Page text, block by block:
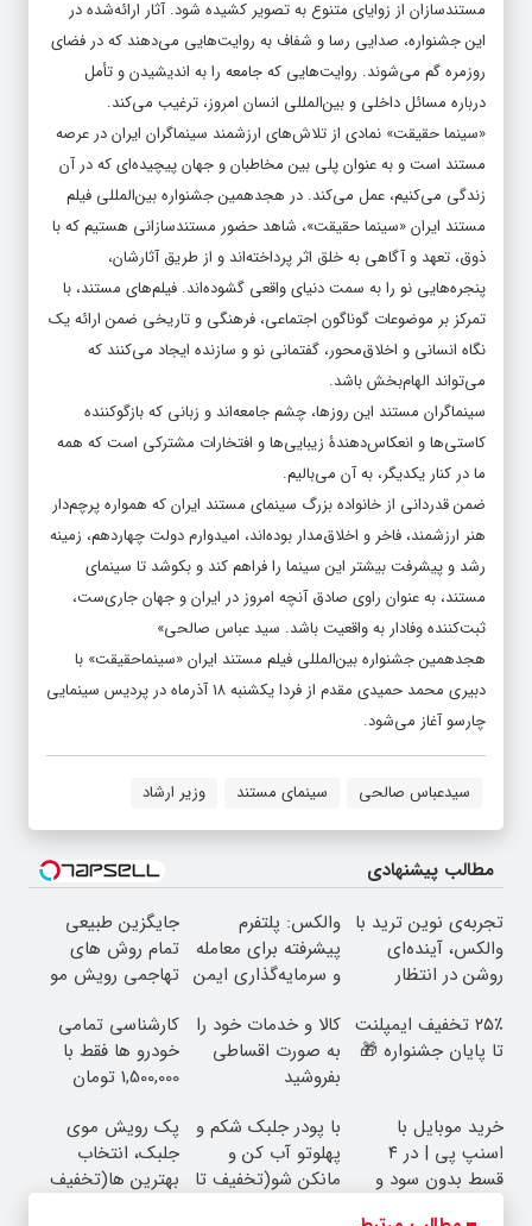
مستندسازان از زوایای متنوع به تصویر کشیده شود. آثار ارائه‌شده در
این جشنواره، صدایی رسا و شفاف به روایت‌هایی می‌دهند که در فضای
روزمره گم می‌شوند. روایت‌هایی که جامعه را به اندیشیدن و تأمل
درباره مسائل داخلی و بین‌المللی انسان امروز، ترغیب می‌کند.
«سینما حقیقت» نمادی از تلاش‌های ارزشمند سینماگران ایران در عرصه
مستند است و به عنوان پلی بین مخاطبان و جهان پیچیده‌ای که در آن
زندگی می‌کنیم، عمل می‌کند. در هجدهمین جشنواره بین‌المللی فیلم
مستند ایران «سینما حقیقت»، شاهد حضور مستندسازانی هستیم که با
ذوق، تعهد و آگاهی به خلق اثر پرداخته‌اند و از طریق آثارشان،
پنجره‌هایی نو را به سمت دنیای واقعی گشوده‌اند. فیلم‌های مستند، با
تمرکز بر موضوعات گوناگون اجتماعی، فرهنگی و تاریخی ضمن ارائه یک
نگاه انسانی و اخلاق‌محور، گفتمانی نو و سازنده ایجاد می‌کنند که
می‌تواند الهام‌بخش باشد.
سینماگران مستند این روزها، چشم جامعه‌اند و زبانی که بازگوکننده
کاستی‌ها و انعکاس‌دهندۀ زیبایی‌ها و افتخارات مشترکی است که همه
ما در کنار یکدیگر، به آن می‌بالیم.
ضمن قدردانی از خانواده بزرگ سینمای مستند ایران که همواره پرچم‌دار
هنر ارزشمند، فاخر و اخلاق‌مدار بوده‌اند، امیدوارم دولت چهاردهم، زمینه
رشد و پیشرفت بیشتر این سینما را فراهم کند و بکوشد تا سینمای
مستند، به عنوان راوی صادق آنچه امروز در ایران و جهان جاری‌ست،
ثبت‌کننده وفادار به واقعیت باشد. سید عباس صالحی»
هجدهمین جشنواره بین‌المللی فیلم مستند ایران «سینماحقیقت» با
دبیری محمد حمیدی مقدم از فردا یکشنبه ۱۸ آذرماه در پردیس سینمایی
چارسو آغاز می‌شود.
سیدعباس صالحی سینمای مستند وزیر ارشاد
مطالب پیشنهادی
تجربه‌ی نوین ترید با
والکس، آینده‌ای
روشن در انتظار
والکس: پلتفرم
پیشرفته برای معامله
و سرمایه‌گذاری ایمن
جایگزین طبیعی
تمام روش های
تهاجمی رویش مو
۲۵٪ تخفیف ایمپلنت
تا پایان جشنواره 🎁
کالا و خدمات خود را
به صورت اقساطی
بفروشید
کارشناسی تمامی
خودرو ها فقط با
1,500,000 تومان
خرید موبایل با
اسنپ پی | در ۴
قسط بدون سود و
با پودر جلبک شکم و
پهلوتو آب کن و
مانکن شو(تخفیف تا
پک رویش موی
جلبک، انتخاب
بهترین ها(تخفیف